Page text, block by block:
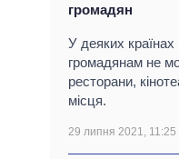
громадян
У деяких
громадянам не
ресторани,
місця.
29 липня 2021, 11:25